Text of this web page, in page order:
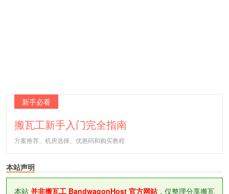
新手必看
搬瓦工新手入门完全指南
方案推荐、机房选择、优惠码和购买教程
本站声明
本站 并非搬瓦工 BandwagonHost 官方网站，仅整理分享搬瓦